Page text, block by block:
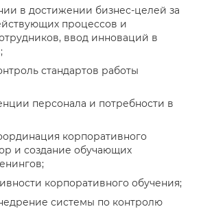
в достижении бизнес-целей за
процессов и
ввод инноваций в
стандартов работы
персонала и потребности в
корпоративного
и создание обучающих
корпоративного обучения;
системы по контролю